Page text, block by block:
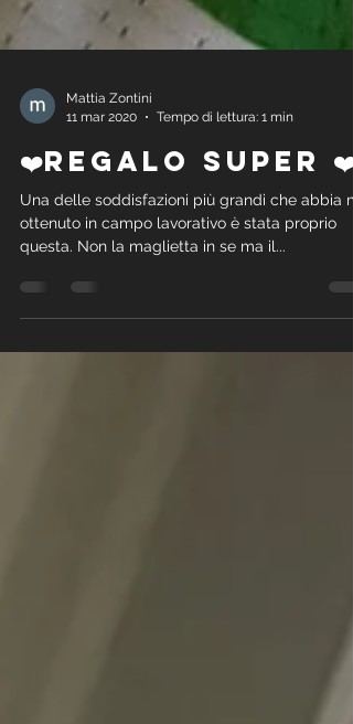
11 mar 2020
Tempo di lettura: 1 min
❤️Regalo super ❤️
Una delle soddisfazioni più grandi che abbia
questa. Non la maglietta in se ma il...